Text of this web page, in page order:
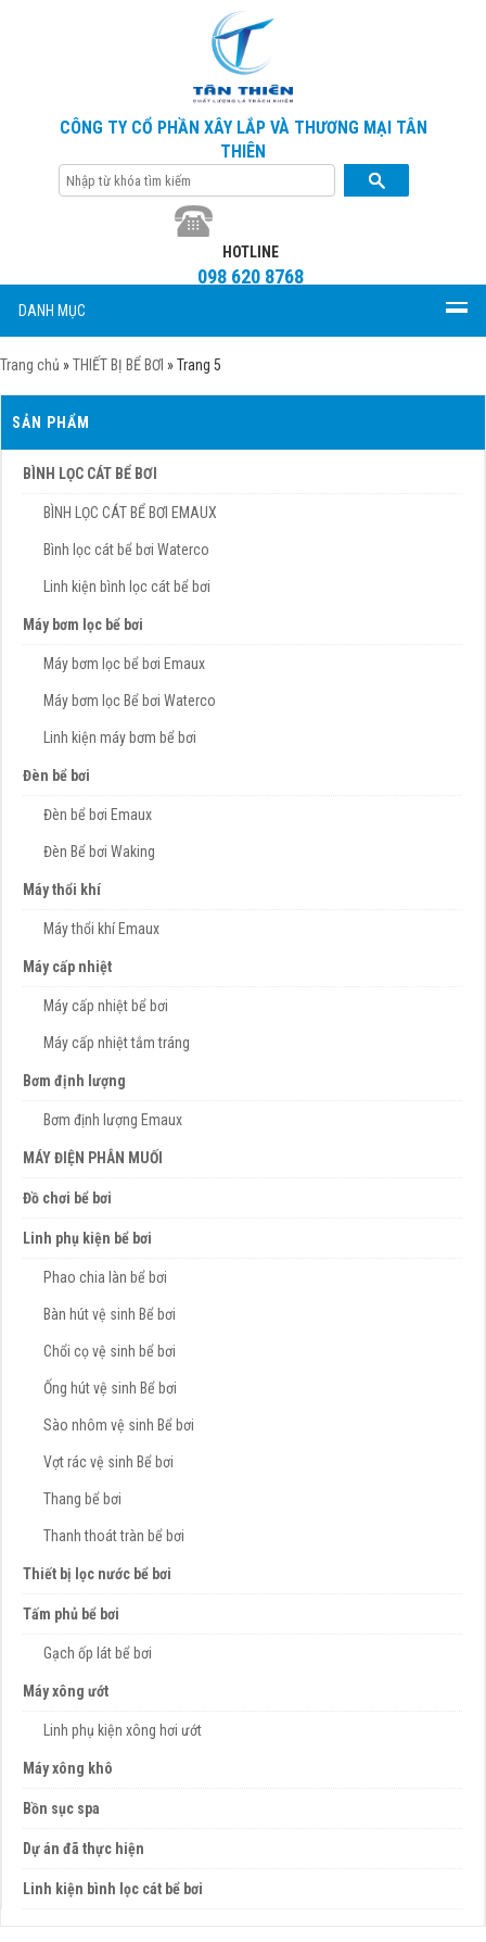
CÔNG TY CỔ PHẦN XÂY LẮP VÀ THƯƠNG MẠI TÂN
THIÊN
HOTLINE
098 620 8768
DANH MỤC
Trang chủ »THIẾT BỊ BỂ BƠI »Trang 5
SẢN PHẨM
BÌNH LỌC CÁT BỂ BƠI
BÌNH LỌC CÁT BỂ BƠI EMAUX
Bình lọc cát bể bơi Waterco
Linh kiện bình lọc cát bể bơi
Máy bơm lọc bể bơi
Máy bơm lọc bể bơi Emaux
Máy bơm lọc Bể bơi Waterco
Linh kiện máy bơm bể bơi
Đèn bể bơi
Đèn bể bơi Emaux
Đèn Bể bơi Waking
Máy thổi khí
Máy thổi khí Emaux
Máy cấp nhiệt
Máy cấp nhiệt bể bơi
Máy cấp nhiệt tắm tráng
Bơm định lượng
Bơm định lượng Emaux
MÁY ĐIỆN PHÂN MUỐI
Đồ chơi bể bơi
Linh phụ kiện bể bơi
Phao chia làn bể bơi
Bàn hút vệ sinh Bể bơi
Chổi cọ vệ sinh bể bơi
Ống hút vệ sinh Bể bơi
Sào nhôm vệ sinh Bể bơi
Vợt rác vệ sinh Bể bơi
Thang bể bơi
Thanh thoát tràn bể bơi
Thiết bị lọc nước bể bơi
Tấm phủ bể bơi
Gạch ốp lát bể bơi
Máy xông ướt
Linh phụ kiện xông hơi ướt
Máy xông khô
Bồn sục spa
Dự án đã thực hiện
Linh kiện bình lọc cát bể bơi